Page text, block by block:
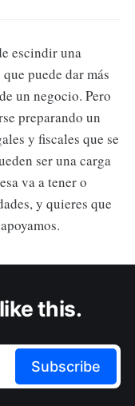
escindir una
puede dar más
un negocio. Pero
preparando un
y fiscales que se
ser una carga
va a tener o
y quieres que
this.
Subscribe